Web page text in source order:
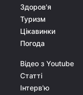
Здоров'я
Туризм
Цікавинки
Погода
Відео з Youtube
Статті
Інтерв'ю